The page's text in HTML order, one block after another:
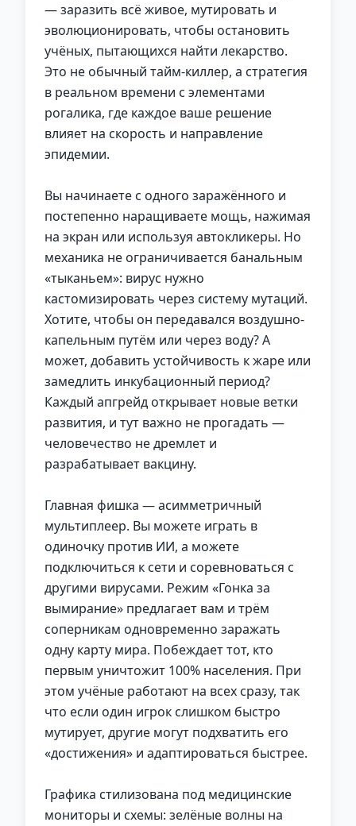
— заразить всё живое, мутировать и
эволюционировать, чтобы остановить
учёных, пытающихся найти лекарство.
Это не обычный тайм-киллер, а стратегия
в реальном времени с элементами
рогалика, где каждое ваше решение
влияет на скорость и направление
эпидемии.
Вы начинаете с одного заражённого и
постепенно наращиваете мощь, нажимая
на экран или используя автокликеры. Но
механика не ограничивается банальным
«тыканьем»: вирус нужно
кастомизировать через систему мутаций.
Хотите, чтобы он передавался воздушно-
капельным путём или через воду? А
может, добавить устойчивость к жаре или
замедлить инкубационный период?
Каждый апгрейд открывает новые ветки
развития, и тут важно не прогадать —
человечество не дремлет и
разрабатывает вакцину.
Главная фишка — асимметричный
мультиплеер. Вы можете играть в
одиночку против ИИ, а можете
подключиться к сети и соревноваться с
другими вирусами. Режим «Гонка за
вымирание» предлагает вам и трём
соперникам одновременно заражать
одну карту мира. Побеждает тот, кто
первым уничтожит 100% населения. При
этом учёные работают на всех сразу, так
что если один игрок слишком быстро
мутирует, другие могут подхватить его
«достижения» и адаптироваться быстрее.
Графика стилизована под медицинские
мониторы и схемы: зелёные волны на